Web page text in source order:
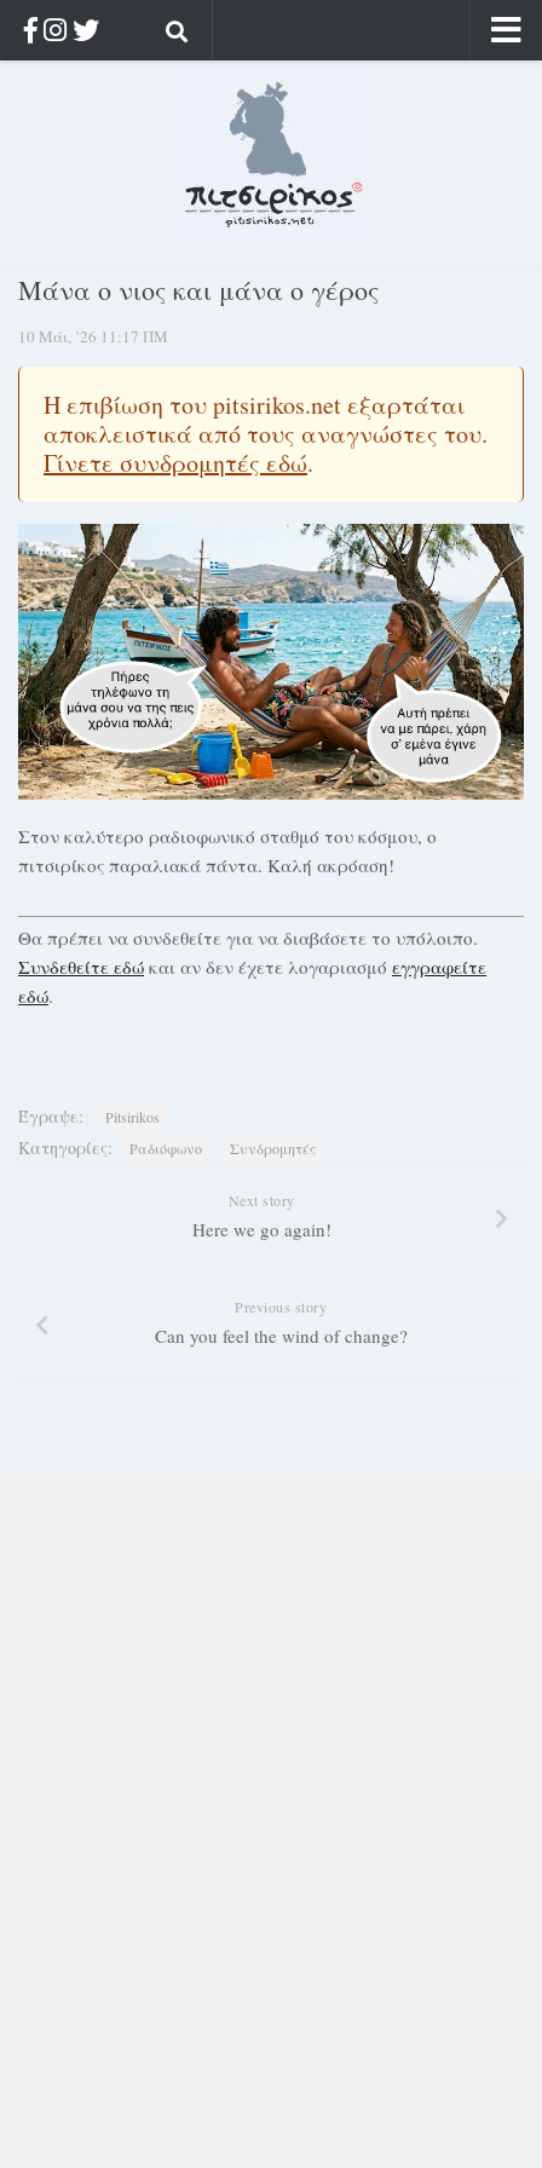
Στοχασμοί & αποφθέγματα
Διαφήμιση
Μόνο για συνδρομητές
Log in
Μάνα ο νιος και μάνα ο γέρος
10 Μάι, ’26 11:17 ΠΜ
Η επιβίωση του pitsirikos.net εξαρτάται
αποκλειστικά από τους αναγνώστες του.
Γίνετε συνδρομητές εδώ.
Στον καλύτερο ραδιοφωνικό σταθμό του κόσμου, ο
πιτσιρίκος παραλιακά πάντα. Καλή ακρόαση!
Θα πρέπει να συνδεθείτε για να διαβάσετε το υπόλοιπο.
Συνδεθείτε εδώ και αν δεν έχετε λογαριασμό εγγραφείτε
εδώ.
Έγραψε: Pitsirikos
Κατηγορίες: Ραδιόφωνο Συνδρομητές
Next story
Here we go again!
Previous story
Can you feel the wind of change?